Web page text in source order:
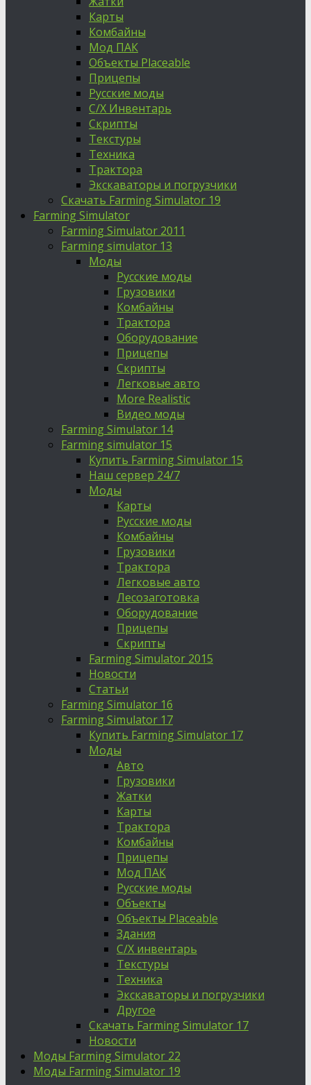
Карты
Комбайны
Мод ПАК
Объекты Placeable
Прицепы
Русские моды
С/Х Инвентарь
Скрипты
Текстуры
Техника
Трактора
Экскаваторы и погрузчики
Скачать Farming Simulator 19
Farming Simulator
Farming Simulator 2011
Farming simulator 13
Моды
Русские моды
Грузовики
Комбайны
Трактора
Оборудование
Прицепы
Скрипты
Легковые авто
More Realistic
Видео моды
Farming Simulator 14
Farming simulator 15
Купить Farming Simulator 15
Наш сервер 24/7
Моды
Карты
Русские моды
Комбайны
Грузовики
Трактора
Легковые авто
Лесозаготовка
Оборудование
Прицепы
Скрипты
Farming Simulator 2015
Новости
Статьи
Farming Simulator 16
Farming Simulator 17
Купить Farming Simulator 17
Моды
Авто
Грузовики
Жатки
Карты
Трактора
Комбайны
Прицепы
Мод ПАК
Русские моды
Объекты
Объекты Placeable
Здания
С/Х инвентарь
Текстуры
Техника
Экскаваторы и погрузчики
Другое
Скачать Farming Simulator 17
Новости
Моды Farming Simulator 22
Моды Farming Simulator 19